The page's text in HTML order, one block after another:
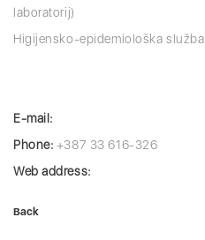
laboratorij)
Higijensko-epidemiološka služba
E-mail:
Phone: +387 33 616-326
Web address:
Back